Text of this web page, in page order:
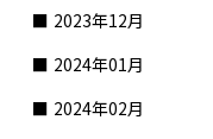
2023年12月
2024年01月
2024年02月